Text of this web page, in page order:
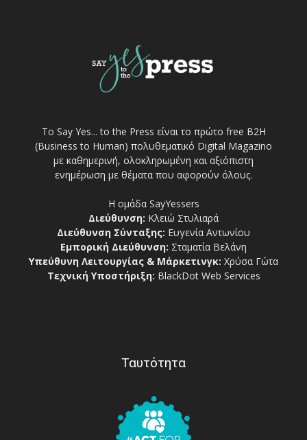
Το Say Yes... to the Press είναι το πρώτο free Β2Η
(Business to Human) πολυθεματικό Digital Magazino
με καθημερινή, ολοκληρωμένη και αξιόπιστη
ενημέρωση με θέματα που αφορούν όλους.
Η ομάδα SayYessers
Διεύθυνση: Κλειώ Στυλιαρά
Διεύθυνση Σύνταξης: Ευγενία Αντωνίου
Εμπορική Διεύθυνση: Σταματία Βελάνη
Υπεύθυνη Λειτουργίας & Μάρκετινγκ: Χρύσα Γώτα
Τεχνική Υποστήριξη: BlackDot Web Services
Ταυτότητα